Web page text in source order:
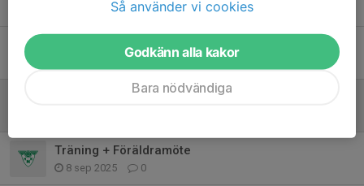
26 mar, 07:23 0
Ansvarsområden inför hemma matcher
SäsongsKickoff 27/9
Träning + Föräldramöte
8 sep 2025 0
Så använder vi cookies
Godkänn alla kakor
Bara nödvändiga